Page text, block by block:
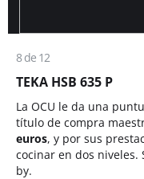
8 de 12
TEKA HSB 635 P
La OCU le da una
título de compra
euros, y por sus
cocinar en dos niveles.
by.